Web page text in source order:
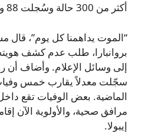
أكثر من 300 حالة وسُجلت 88 وفاة.
“الموت يداهمنا كل يوم”،
بروانبارا، طلب عدم كشف
إلى وسائل الإعلام. وأضاف أن
سجّلت معدلاً يقارب خمس وفيات
الماضية. بعض الوفيات تقع
مرافق صحية، والأولوية الآن
إيبولا.